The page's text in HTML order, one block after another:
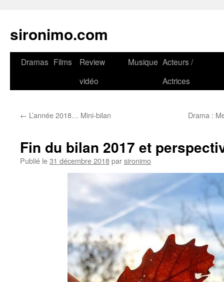
sironimo.com
Aller
Dramas Films
Review
vidéo
Musique Acteurs /
Actrices
← L’année 2018… Mini-bilan Drama :
Fin du bilan 2017 et
Publié le31 décembre 2018parsironimo